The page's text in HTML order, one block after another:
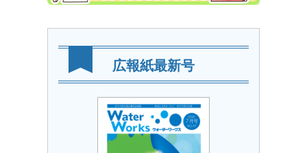
広報紙最新号